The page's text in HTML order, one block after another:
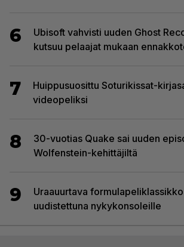
6
Ubisoft vahvisti uuden Ghost
kutsuu pelaajat mukaan
7
Huippusuosittu Soturikissat-
videopeliksi
8
30-vuotias Quake sai uuden
Wolfenstein-kehittäjiltä
9
Uraauurtava
uudistettuna nykykonsoleille